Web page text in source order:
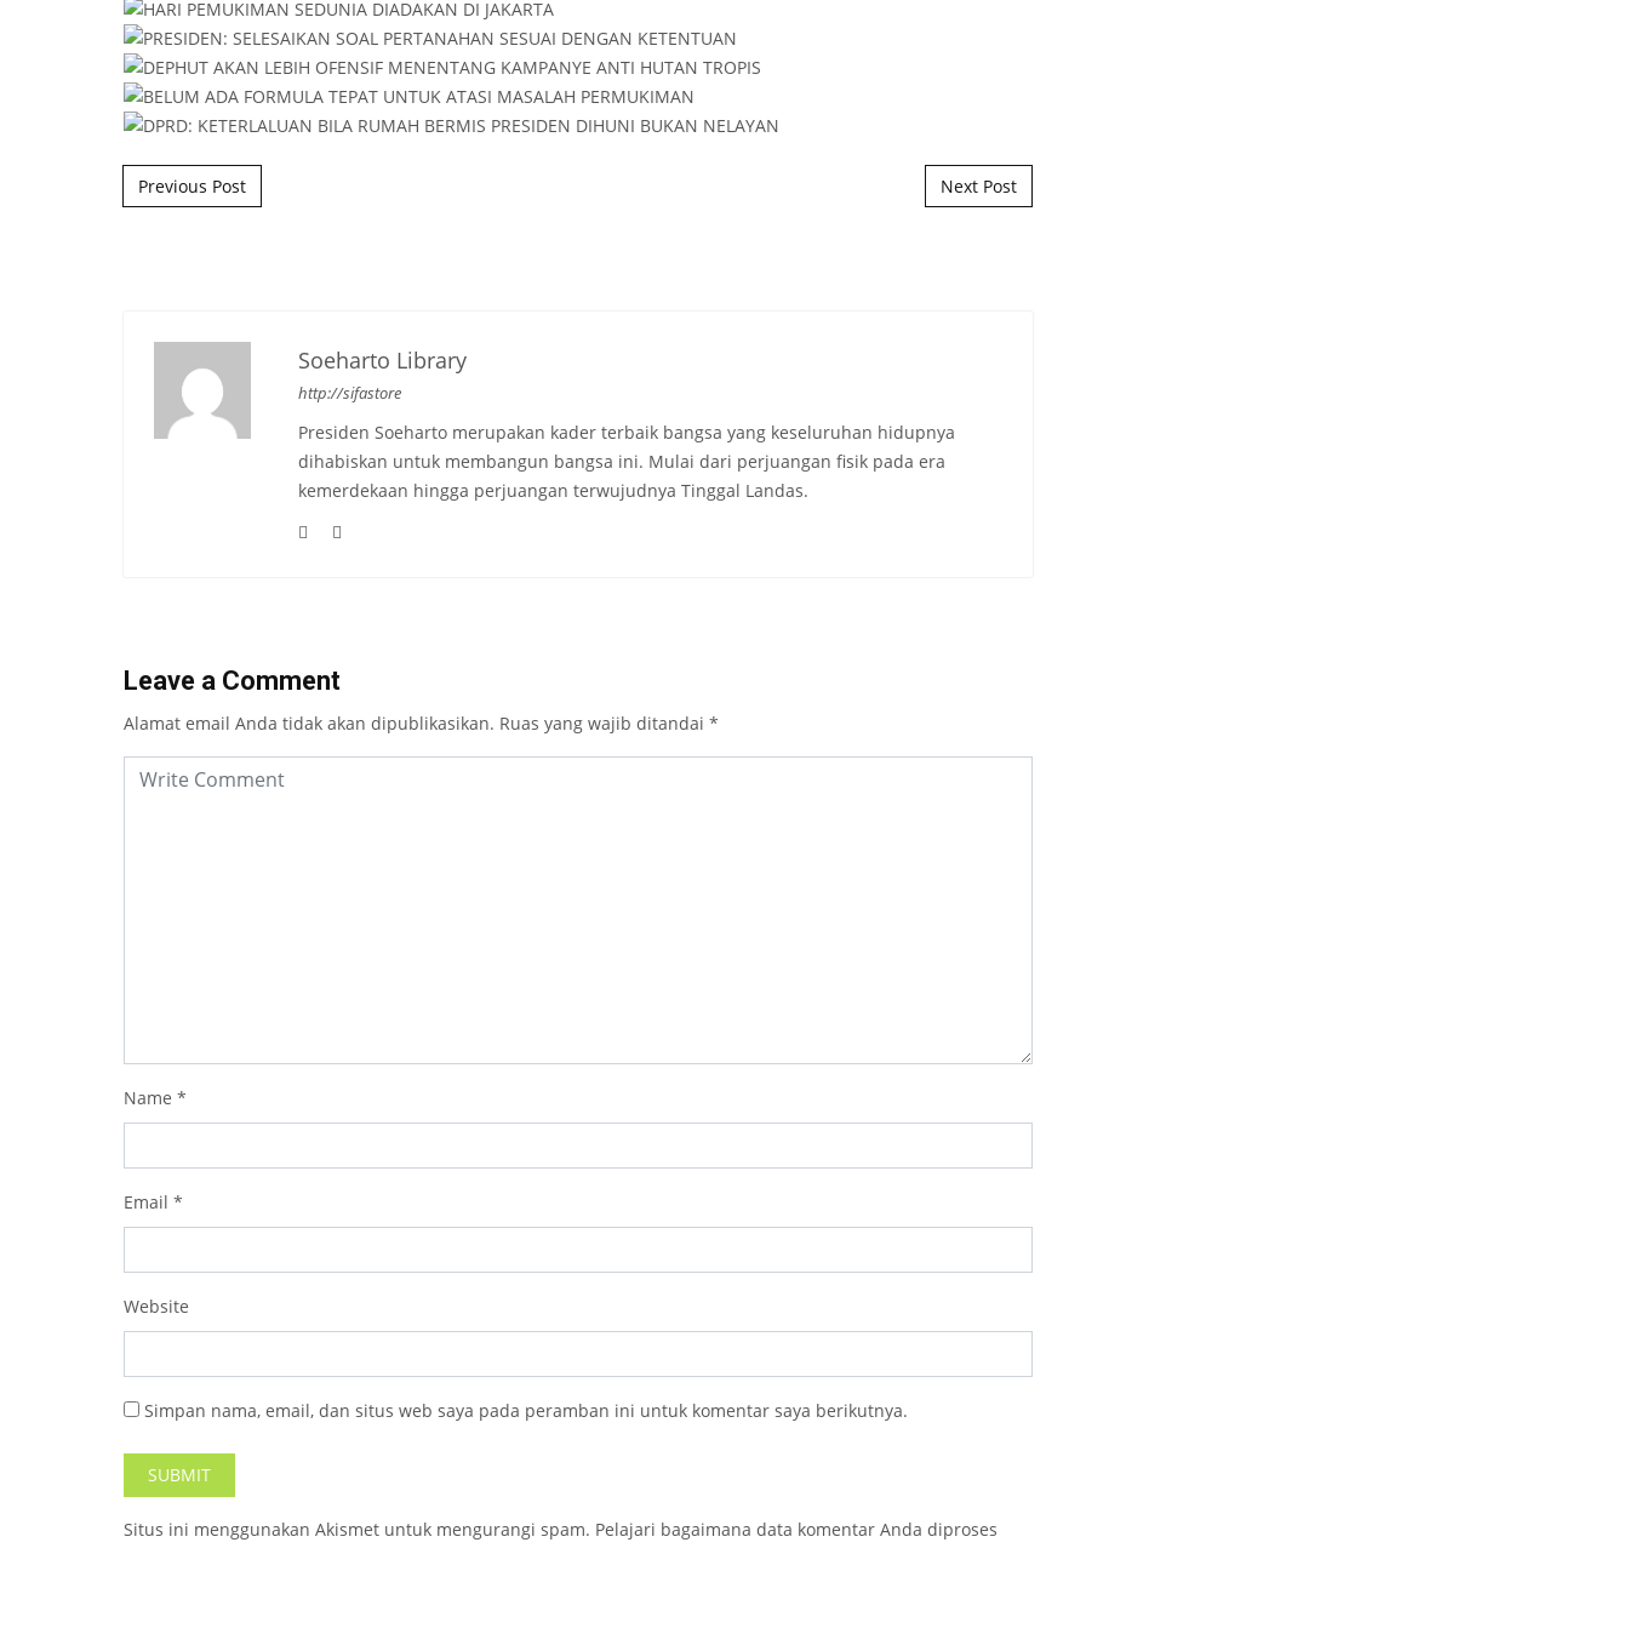
Post navigation
Previous Post Next Post
Soeharto Library
http://sifastore
Presiden Soeharto merupakan kader terbaik bangsa yang keseluruhan hidupnya
dihabiskan untuk membangun bangsa ini. Mulai dari perjuangan fisik pada era
kemerdekaan hingga perjuangan terwujudnya Tinggal Landas.
Leave a Comment
Alamat email Anda tidak akan dipublikasikan. Ruas yang wajib ditandai *
Name *
Email *
Website
Simpan nama, email, dan situs web saya pada peramban ini untuk komentar saya berikutnya.
Situs ini menggunakan Akismet untuk mengurangi spam. Pelajari bagaimana data komentar Anda diproses